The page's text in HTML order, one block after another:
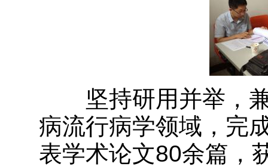
坚持研用并举，兼
病流行病学领域，完
表学术论文80余篇，